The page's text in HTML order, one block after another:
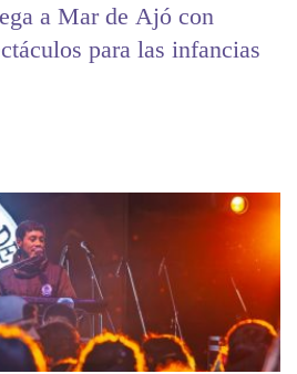
a Mar de Ajó con
para las infancias